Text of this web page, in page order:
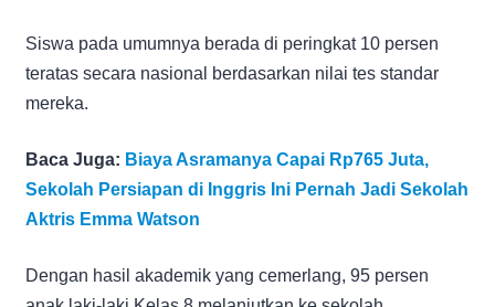
Siswa pada umumnya berada di peringkat 10 persen
teratas secara nasional berdasarkan nilai tes standar
mereka.
Baca Juga: Biaya Asramanya Capai Rp765 Juta,
Sekolah Persiapan di Inggris Ini Pernah Jadi Sekolah
Aktris Emma Watson
Dengan hasil akademik yang cemerlang, 95 persen